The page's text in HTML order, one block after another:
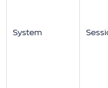
System